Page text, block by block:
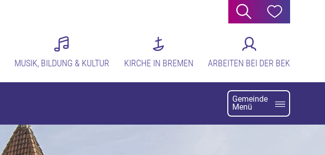
Suche Hilfe
MUSIK, BILDUNG & KULTUR KIRCHE IN BREMEN ARBEITEN BEI DER BEK
Gemeinde
Menü